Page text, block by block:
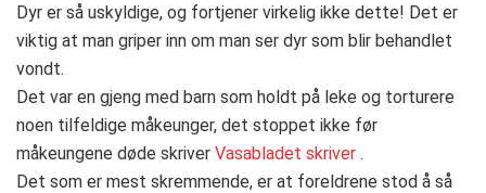
Dyr er så uskyldige, og fortjener virkelig ikke dette! Det er
viktig at man griper inn om man ser dyr som blir behandlet
vondt.
Det var en gjeng med barn som holdt på leke og torturere
noen tilfeldige måkeunger, det stoppet ikke før
måkeungene døde skriver Vasabladet skriver .
Det som er mest skremmende, er at foreldrene stod å så